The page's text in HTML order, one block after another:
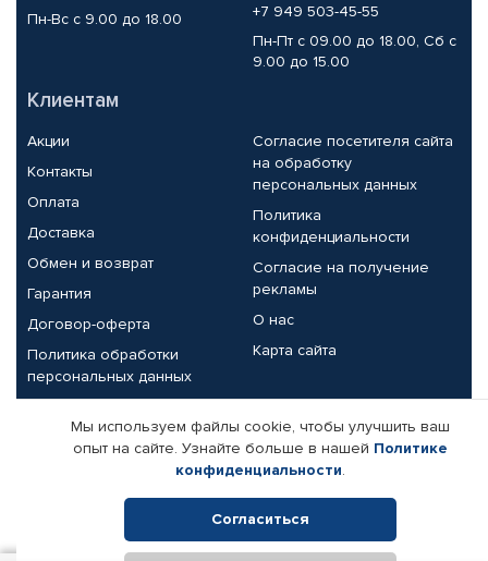
Пн-Вс с 9.00 до 18.00
+7 949 503-45-55
Пн-Пт с 09.00 до 18.00, Сб с
9.00 до 15.00
Клиентам
Акции
Контакты
Оплата
Доставка
Обмен и возврат
Гарантия
Договор-оферта
Политика обработки
персональных данных
Согласие посетителя сайта
на обработку
персональных данных
Политика
конфиденциальности
Согласие на получение
рекламы
О нас
Карта сайта
Партнерам
Корпоративным клиентам
Поставщикам
Реквизиты компании
Мы используем файлы cookie, чтобы улучшить ваш
опыт на сайте. Узнайте больше в нашей Политике
конфиденциальности.
Согласиться